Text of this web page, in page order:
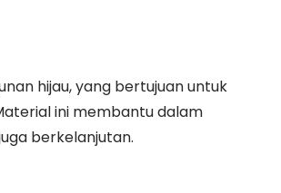
hijau, yang bertujuan untuk
ini membantu dalam
berkelanjutan.